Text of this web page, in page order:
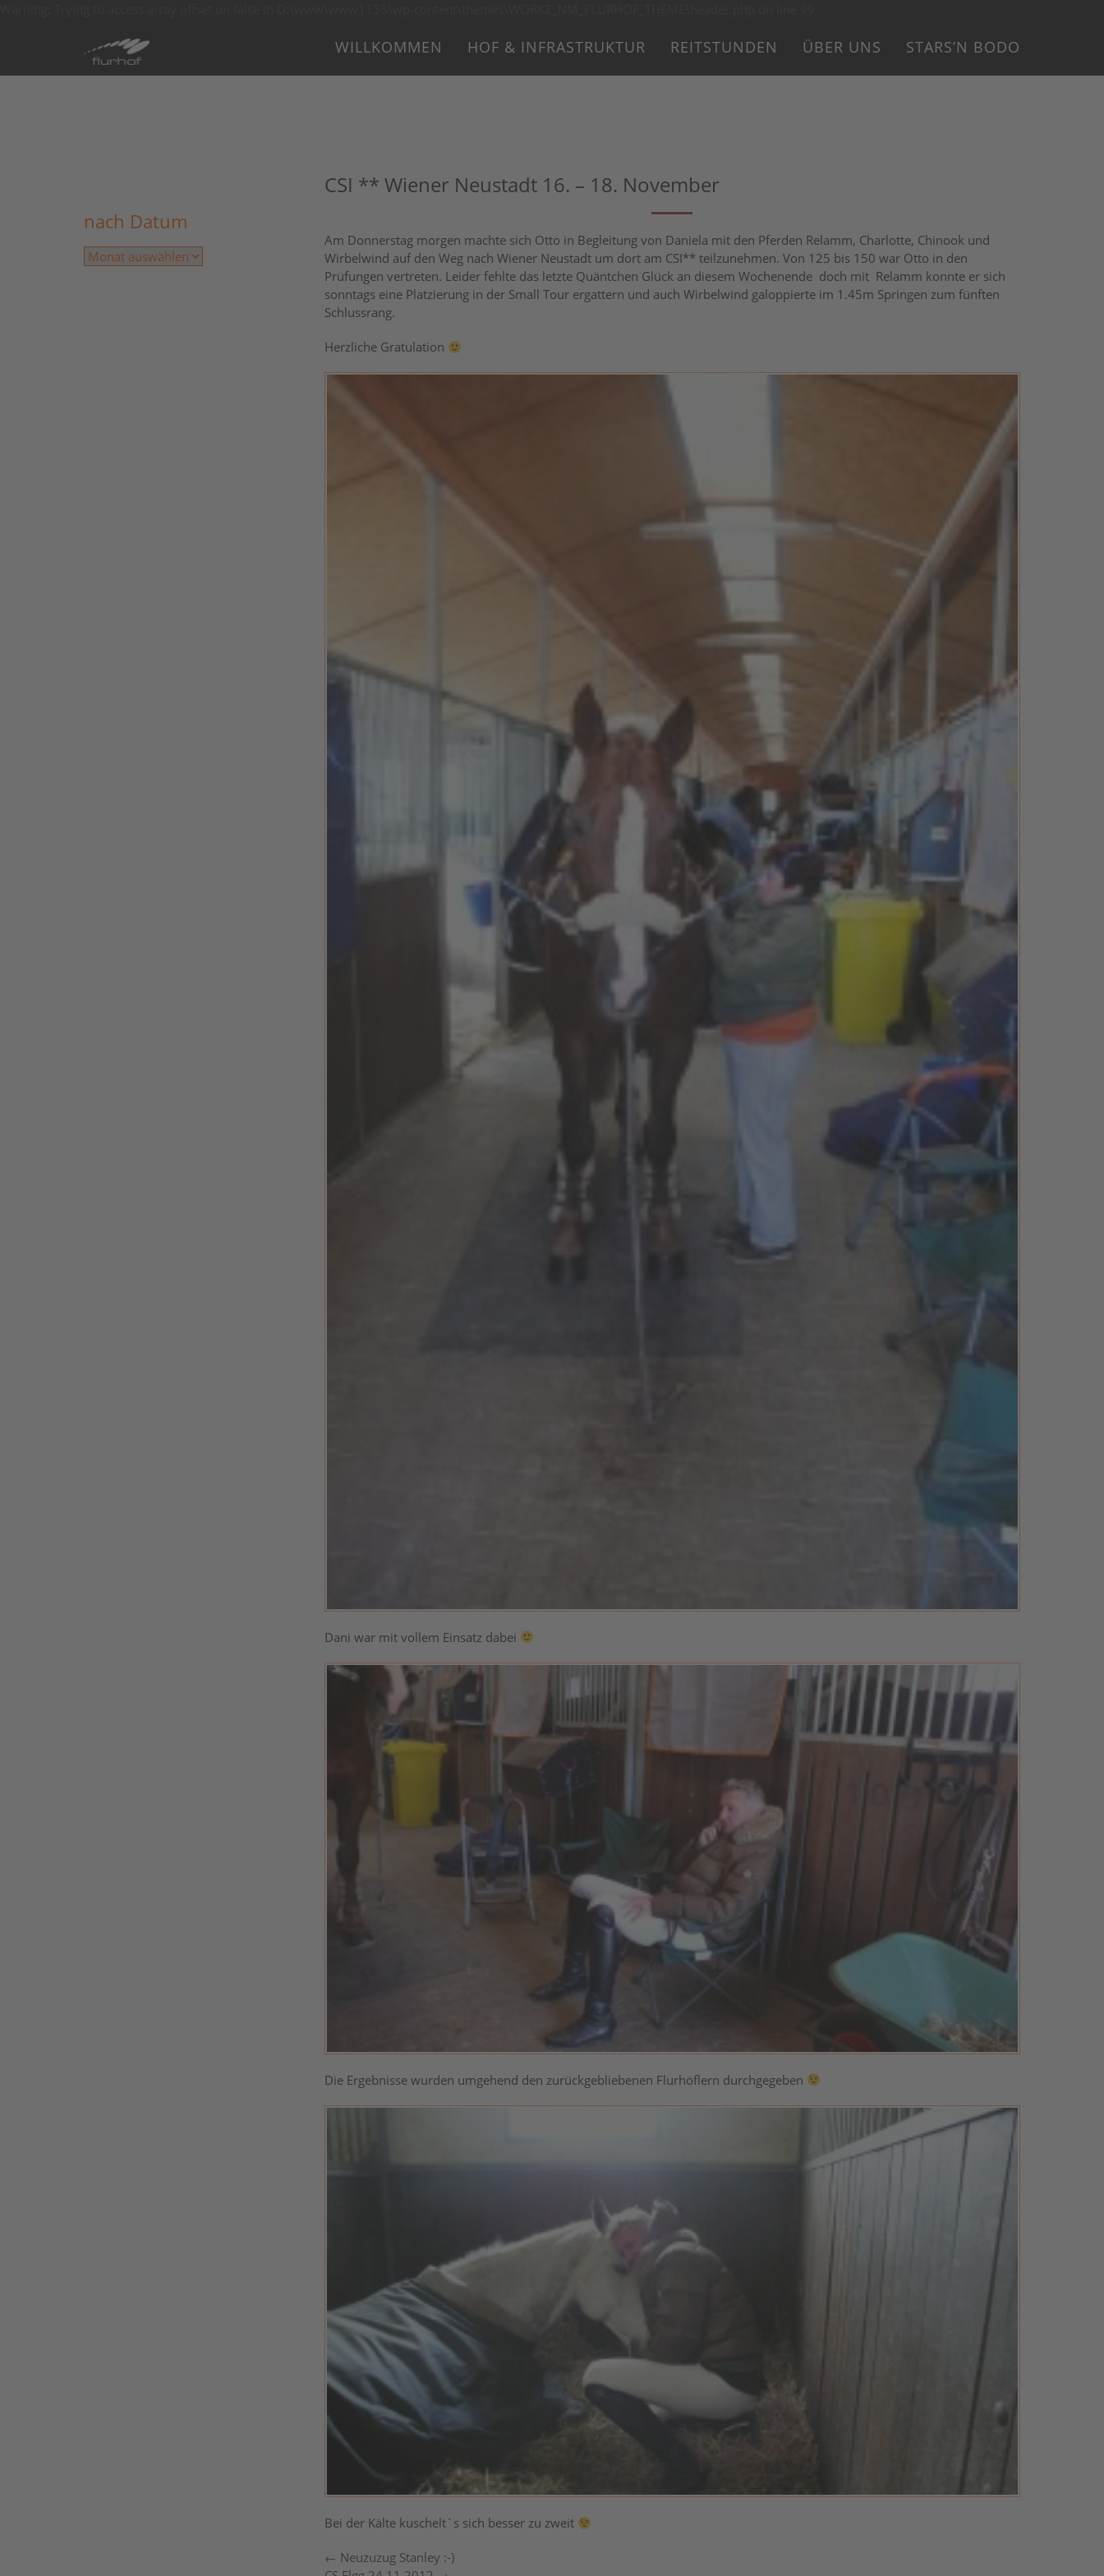
WILLKOMMEN HOF & INFRASTRUKTUR REITSTUNDEN ÜBER UNS STARS’N BODO
nach Datum
CSI ** Wiener Neustadt 16. – 18. November
Am Donnerstag morgen machte sich Otto in Begleitung von Daniela mit den Pferden Relamm, Charlotte, Chinook und
Wirbelwind auf den Weg nach Wiener Neustadt um dort am CSI** teilzunehmen. Von 125 bis 150 war Otto in den
Prüfungen vertreten. Leider fehlte das letzte Quäntchen Glück an diesem Wochenende doch mit Relamm konnte er sich
sonntags eine Platzierung in der Small Tour ergattern und auch Wirbelwind galoppierte im 1.45m Springen zum fünften
Schlussrang.
Herzliche Gratulation
Dani war mit vollem Einsatz dabei
Die Ergebnisse wurden umgehend den zurückgebliebenen Flurhöflern durchgegeben
Bei der Kälte kuschelt`s sich besser zu zweit
← Neuzuzug Stanley :-)